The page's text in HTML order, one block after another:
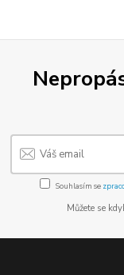
Souhlasím se
Můžete se